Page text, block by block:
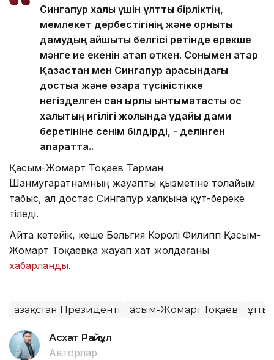
Сингапур халқы үшін ұлттық бірліктің,
мемлекет дербестігінің және орнықты
дамудың айшықты белгісі ретінде ерекше
мәнге ие екенін атап өткен. Сонымен қатар
Қазақстан мен Сингапур арасындағы
достыққа және өзара түсіністікке
негізделген сан қырлы ынтымақтастық қос
халықтың игілігі жолында ұдайы дами
беретініне сенім білдірді, - делінген
ақпаратта..
Қасым-Жомарт Тоқаев Тарман
Шанмугаратнамның жауапты қызметіне толайым
табыс, ал достас Сингапур халқына құт-береке
тіледі.
Айта кетейік, кеше Бельгия Королі Филипп Қасым-
Жомарт Тоқаевқа жауап хат жолдағаны
хабарланды.
Қазақстан Президенті Қасым-Жомарт Тоқаев
Асхат Райқұл
Авторлар